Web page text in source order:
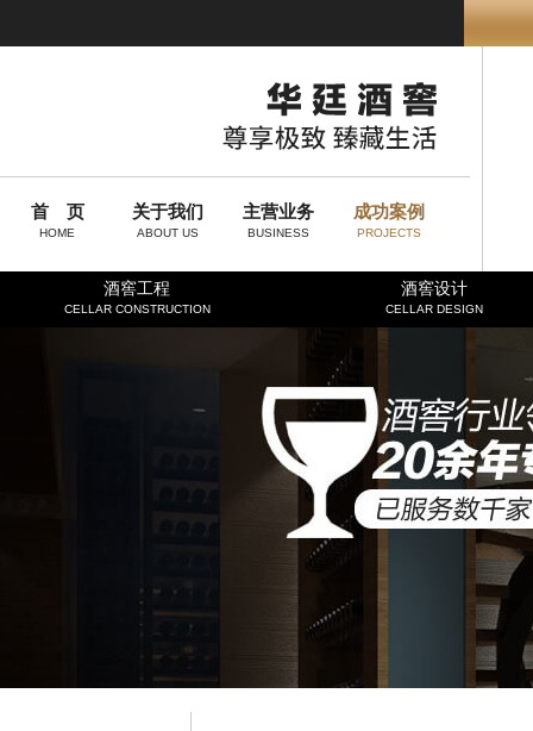
首 页
HOME
关于我们
ABOUT US
主营业务
BUSINESS
成功案例
PROJECTS
酒窖工程
CELLAR CONSTRUCTION
酒窖设计
CELLAR DESIGN